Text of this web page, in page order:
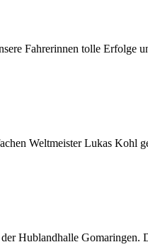
Fahrerinnen tolle Erfolge
Weltmeister Lukas Kohl
Hublandhalle Gomaringen.